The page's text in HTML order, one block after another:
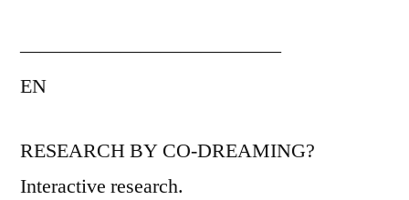
—————————————
EN
RESEARCH BY CO-DREAMING?
Interactive research.